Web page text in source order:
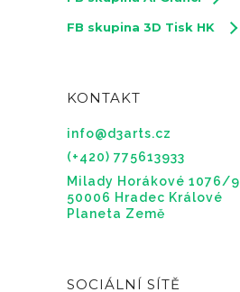
FB skupina 3D Tisk HK
KONTAKT
info@d3arts.cz
(+420) 775613933
Milady Horákové 1076/9
50006 Hradec Králové
Planeta Země
SOCIÁLNÍ SÍTĚ